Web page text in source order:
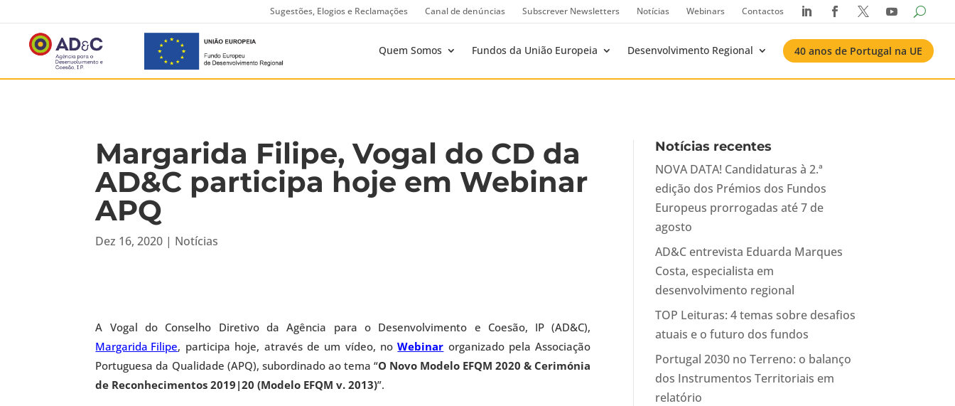
Sugestões, Elogios e Reclamações Canal de denúncias Subscrever Newsletters Notícias Webinars Contactos    
Quem Somos Fundos da União Europeia Desenvolvimento Regional 40 anos de Portugal na UE
Margarida Filipe, Vogal do CD da
AD&C participa hoje em Webinar
APQ
Dez 16, 2020 | Notícias
A Vogal do Conselho Diretivo da Agência para o Desenvolvimento e Coesão, IP (AD&C),
Margarida Filipe, participa hoje, através de um vídeo, noWebinar organizado pela Associação
Portuguesa da Qualidade (APQ), subordinado ao tema “O Novo Modelo EFQM 2020 & Cerimónia
de Reconhecimentos 2019|20 (Modelo EFQM v. 2013)”.
Notícias recentes
NOVA DATA! Candidaturas à 2.ª
edição dos Prémios dos Fundos
Europeus prorrogadas até 7 de
agosto
AD&C entrevista Eduarda Marques
Costa, especialista em
desenvolvimento regional
TOP Leituras: 4 temas sobre desafios
atuais e o futuro dos fundos
Portugal 2030 no Terreno: o balanço
dos Instrumentos Territoriais em
relatório